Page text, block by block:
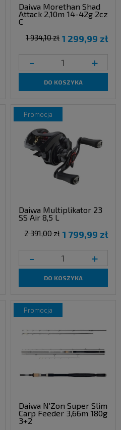
Daiwa Morethan Shad
Attack 2,10m 14-42g 2cz
C
1 299,99 zł
1 934,10 zł
- +
DO KOSZYKA
Daiwa Multiplikator 23
SS Air 8,5 L
1 799,99 zł
2 391,00 zł
- +
DO KOSZYKA
promocja
Daiwa N'Zon Super Slim
Carp Feeder 3,66m 180g
3+2
promocja